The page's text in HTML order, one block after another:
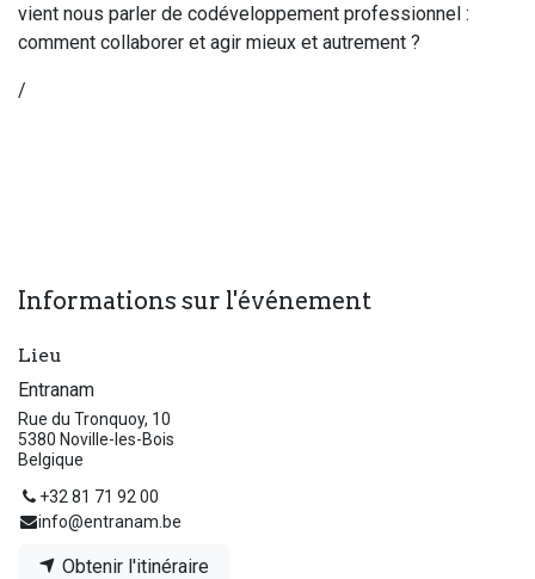
vient nous parler de codéveloppement professionnel :
comment collaborer et agir mieux et autrement ?
/
Informations sur l'événement
Lieu
Entranam
Rue du Tronquoy, 10
5380 Noville-les-Bois
Belgique
+32 81 71 92 00
info@entranam.be
Obtenir l'itinéraire